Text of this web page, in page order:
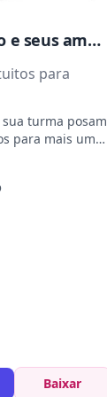
Scooby Doo e seus amigos legais
para
sua turma posam
para mais uma
dê vida ao
Baixar